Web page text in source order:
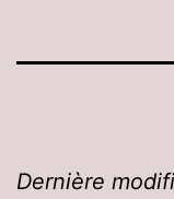
Dernière